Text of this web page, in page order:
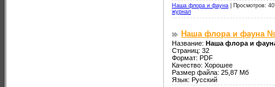
Наша флора и фауна
Просмотров:
журнал
Наша флора и фауна
Название: Наша флора и
Страниц: 32
Формат: PDF
Качество: Хорошее
Размер файла: 25,87 Мб
Язык: Русский